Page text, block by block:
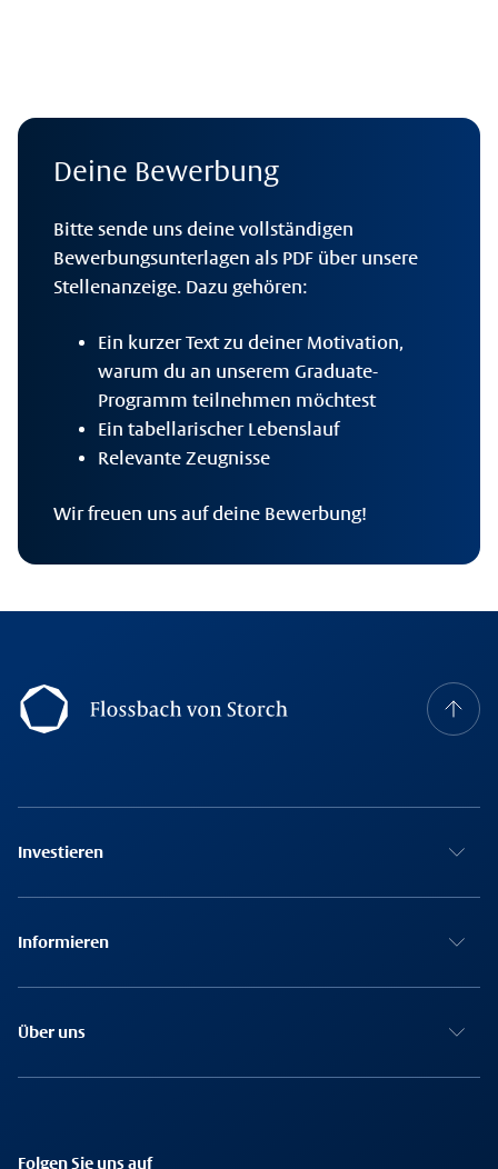
Deine Bewerbung
Bitte sende uns deine vollständigen
Bewerbungsunterlagen als PDF über unsere
Stellenanzeige. Dazu gehören:
Ein kurzer Text zu deiner Motivation,
warum du an unserem Graduate-
Programm teilnehmen möchtest
Ein tabellarischer Lebenslauf
Relevante Zeugnisse
Wir freuen uns auf deine Bewerbung!
Footer Navigation
Investieren
Informieren
Über uns
Folgen Sie uns auf